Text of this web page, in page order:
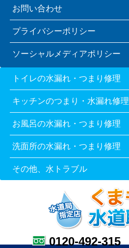
お問い合わせ
プライバシーポリシー
ソーシャルメディアポリシー
トイレの水漏れ・つまり修理
キッチンのつまり・水漏れ修理
お風呂の水漏れ・つまり修理
洗面所の水漏れ・つまり修理
その他、水トラブル
0120-492-315